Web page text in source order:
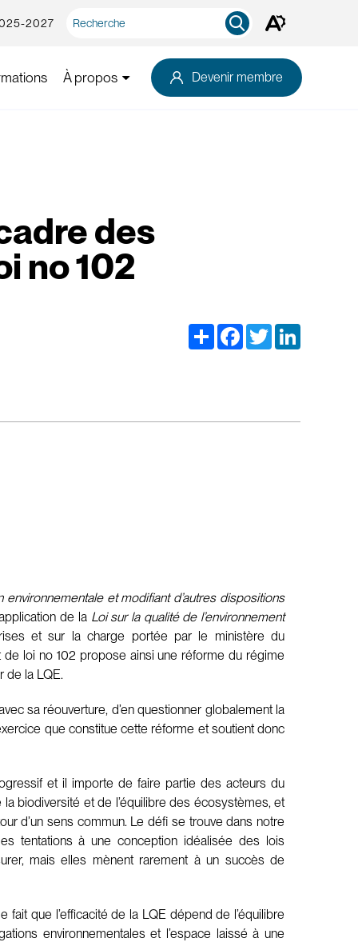
2027
rapide
Ouvrez
d'outils
d'accessibilité.
À propos Devenir membre
des
no 102
Share Facebook
Twitter
et modifiant d’autres dispositions
de la Loi sur la qualité de l’environnement
et sur la charge portée par le ministère du
loi no 102 propose ainsi une réforme du régime
de la LQE.
sa réouverture, d’en questionner globalement la
que constitue cette réforme et soutient donc
et il importe de faire partie des acteurs du
biodiversité et de l’équilibre des écosystèmes, et
d’un sens commun. Le défi se trouve dans notre
tentations à une conception idéalisée des lois
mais elles mènent rarement à un succès de
que l’efficacité de la LQE dépend de l’équilibre
environnementales et l’espace laissé à une